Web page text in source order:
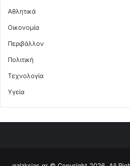
Αθλητικά
Οικονομία
Περιβάλλον
Πολιτική
Τεχνολογία
Υγεία